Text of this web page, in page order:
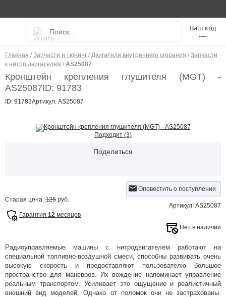
----
Главная / Запчасти и тюнинг / Двигатели внутреннего сгорания / Запчасти
к нитро двигателям / AS25087
Кронштейн крепления глушителя (MGT) -
AS25087ID: 91783
ID: 91783Артикул: AS25087
Подходит (3)
Поделиться
Оповестить о поступлении
Старая цена: 126 руб.
Артикул: AS25087
Гарантия 12 месяцев
Нет в наличии
Радиоуправляемые машины с нитродвигателем работают на
специальной топливно-воздушной смеси, способны развивать очень
высокую скорость и предоставляют пользователю большое
пространство для маневров. Их вождение напоминает управление
реальным транспортом. Усиливает это ощущение и реалистичный
внешний вид моделей. Однако от поломок они не застрахованы.